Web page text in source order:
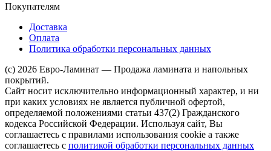
Покупателям
Доставка
Оплата
Политика обработки персональных данных
(c) 2026 Евро-Ламинат — Продажа ламината и напольных
покрытий.
Сайт носит исключительно информационный характер, и ни
при каких условиях не является публичной офертой,
определяемой положениями статьи 437(2) Гражданского
кодекса Российской Федерации. Используя сайт, Вы
соглашаетесь с правилами использования cookie а также
соглашаетесь с политикой обработки персональных данных